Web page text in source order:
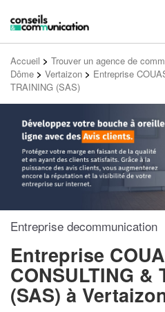
Accueil > Trouver un agence de
Dôme > Vertaizon > Entreprise
TRAINING (SAS)
Entreprise decommunication
Entreprise
CONSULTING &
(SAS) à